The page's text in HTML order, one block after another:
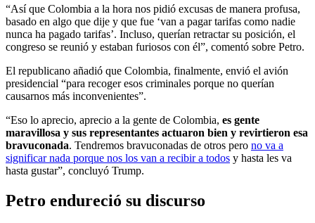
“Así que Colombia a la hora nos pidió excusas de manera profusa,
basado en algo que dije y que fue ‘van a pagar tarifas como nadie
nunca ha pagado tarifas’. Incluso, querían retractar su posición, el
congreso se reunió y estaban furiosos con él”, comentó sobre Petro.
El republicano añadió que Colombia, finalmente, envió el avión
presidencial “para recoger esos criminales porque no querían
causarnos más inconvenientes”.
“Eso lo aprecio, aprecio a la gente de Colombia, es gente
maravillosa y sus representantes actuaron bien y revirtieron esa
bravuconada. Tendremos bravuconadas de otros pero no va a
significar nada porque nos los van a recibir a todos y hasta les va
hasta gustar”, concluyó Trump.
Petro endureció su discurso